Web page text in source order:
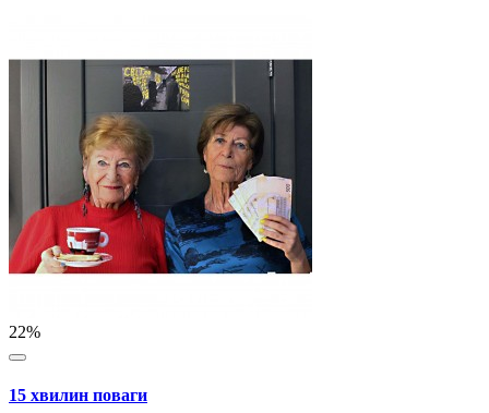
22%
15 хвилин поваги